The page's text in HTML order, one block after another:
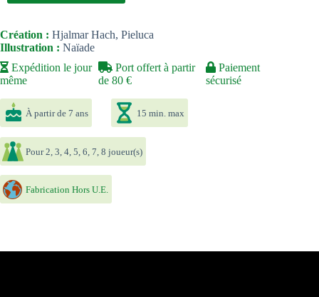
Expédition le jour
même
Port offert à partir
de 80 €
Paiement
sécurisé
Création : Hjalmar Hach, Pieluca
Illustration : Naïade
À partir de 7 ans 15 min. max
Pour 2, 3, 4, 5, 6, 7, 8 joueur(s)
Fabrication Hors U.E.